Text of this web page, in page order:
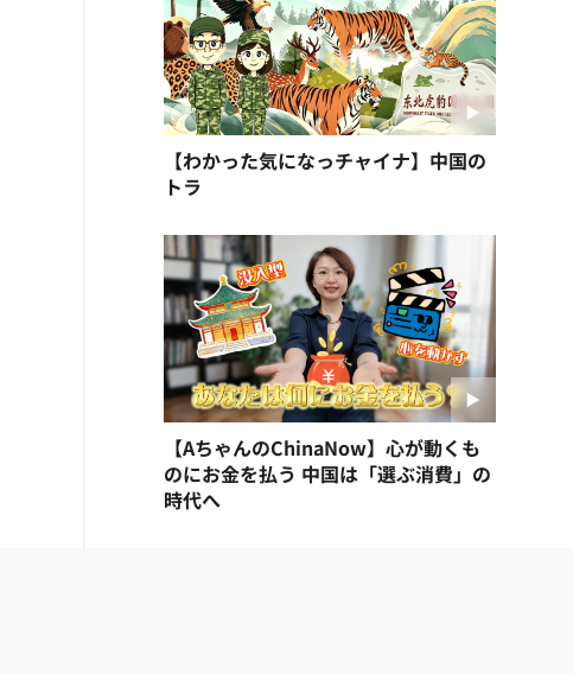
【わかった気になっチャイナ】中国の
トラ
【AちゃんのChinaNow】心が動くも
のにお金を払う 中国は「選ぶ消費」の
時代へ